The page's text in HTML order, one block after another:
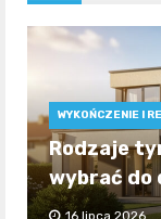
WYKOŃCZENIE I
Rodzaje
wybrać do
16 lipca 2026